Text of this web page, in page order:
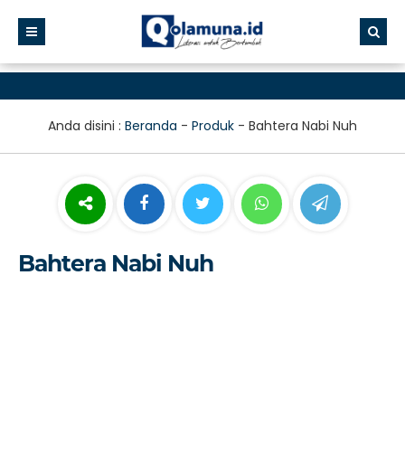
Anda disini : Beranda - Produk - Bahtera Nabi Nuh
Bahtera Nabi Nuh